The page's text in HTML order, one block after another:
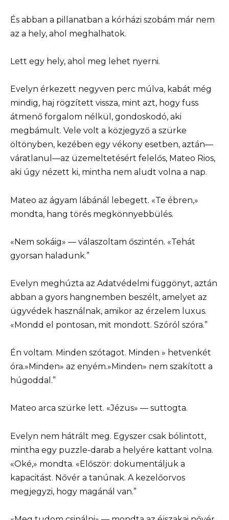
És abban a pillanatban a kórházi szobám már nem
az a hely, ahol meghalhatok.
Lett egy hely, ahol meg lehet nyerni.
Evelyn érkezett negyven perc múlva, kabát még
mindig, haj rögzített vissza, mint azt, hogy fuss
átmenő forgalom nélkül, gondoskodó, aki
megbámult. Vele volt a közjegyző a szürke
öltönyben, kezében egy vékony esetben, aztán—
váratlanul—az üzemeltetésért felelős, Mateo Rios,
aki úgy nézett ki, mintha nem aludt volna a nap.
Mateo az ágyam lábánál lebegett. «Te ébren,»
mondta, hang törés megkönnyebbülés.
«Nem sokáig» — válaszoltam őszintén. «Tehát
gyorsan haladunk.”
Evelyn meghúzta az Adatvédelmi függönyt, aztán
abban a gyors hangnemben beszélt, amelyet az
ügyvédek használnak, amikor az érzelem luxus.
«Mondd el pontosan, mit mondott. Szóról szóra.”
Én voltam. Minden szótagot. Minden » hetvenkét
óra.»Minden» az enyém.»Minden» nem szakított a
húgoddal.”
Mateo arca szürke lett. «Jézus» — suttogta.
Evelyn nem hátrált meg. Egyszer csak bólintott,
mintha egy puzzle-darab a helyére kattant volna.
«Oké,» mondta. «Először: dokumentáljuk a
kapacitást. Nővér a tanúnak. A kezelőorvos
megjegyzi, hogy magánál van.”